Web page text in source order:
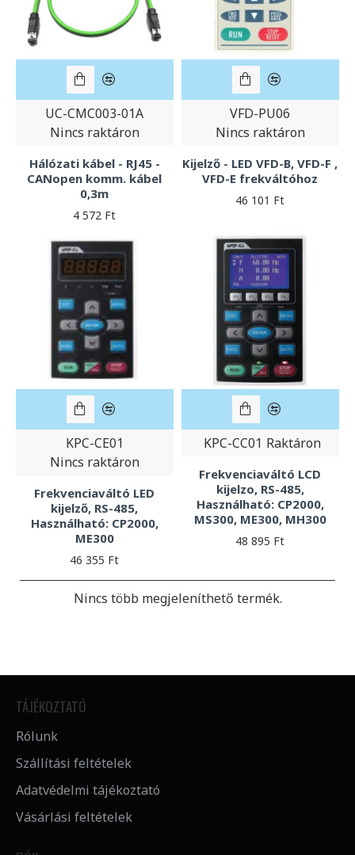
UC-CMC003-01A
Nincs raktáron
Hálózati kábel - RJ45 -
CANopen komm. kábel
0,3m
4 572 Ft
VFD-PU06
Nincs raktáron
Kijelző - LED VFD-B, VFD-F ,
VFD-E frekváltóhoz
46 101 Ft
KPC-CE01
Nincs raktáron
Frekvenciaváltó LED
kijelző, RS-485,
Használható: CP2000,
ME300
46 355 Ft
KPC-CC01 Raktáron
Frekvenciaváltó LCD
kijelzo, RS-485,
Használható: CP2000,
MS300, ME300, MH300
48 895 Ft
Nincs több megjeleníthető termék.
TÁJÉKOZTATÓ
Rólunk
Szállítási feltételek
Adatvédelmi tájékoztató
Vásárlási feltételek